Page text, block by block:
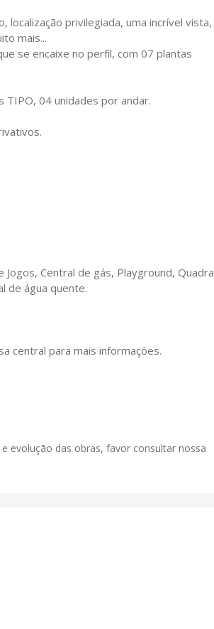
privilegiada, uma incrível vista,
mais...
se encaixe no perfil, com 07 plantas
04 unidades por andar.
Central de gás, Playground, Quadra
de água quente.
central para mais informações.
evolução das obras, favor consultar nossa